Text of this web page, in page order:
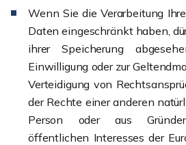
Wenn Sie die Verarbeitung
Daten eingeschränkt haben,
ihrer Speicherung
Einwilligung oder zur
Verteidigung von
der Rechte einer anderen
Person oder aus
öffentlichen Interesses der